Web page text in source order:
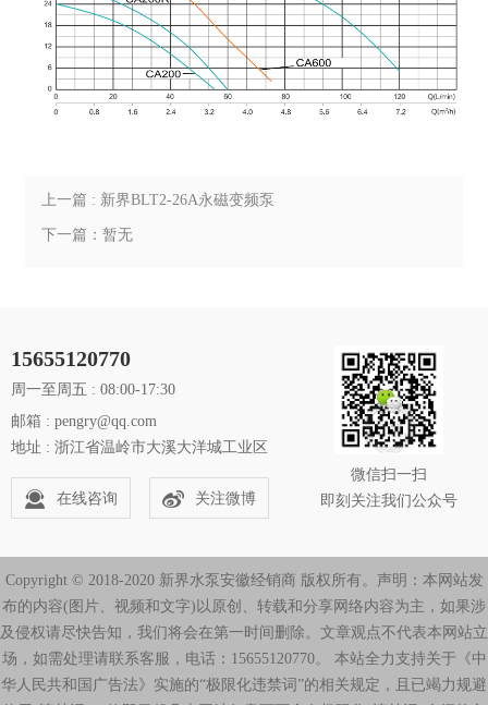
上一篇 : 新界BLT2-26A永磁变频泵
下一篇：暂无
15655120770
周一至周五 : 08:00-17:30
邮箱 : pengry@qq.com
地址 : 浙江省温岭市大溪大洋城工业区
在线咨询 关注微博
微信扫一扫
即刻关注我们公众号
Copyright © 2018-2020 新界水泵安徽经销商 版权所有。声明：本网站发
布的内容(图片、视频和文字)以原创、转载和分享网络内容为主，如果涉
及侵权请尽快告知，我们将会在第一时间删除。文章观点不代表本网站立
场，如需处理请联系客服，电话：15655120770。 本站全力支持关于《中
华人民共和国广告法》实施的“极限化违禁词”的相关规定，且已竭力规避